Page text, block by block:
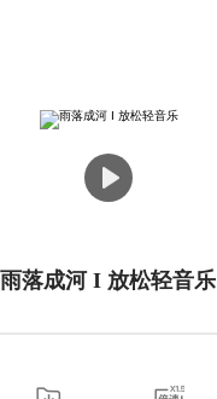
雨落成河 I 放松轻音乐